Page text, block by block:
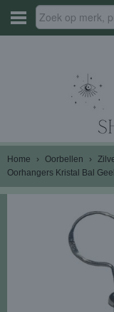
Home › Oorbellen ›
Oorhangers Kristal Bal Geel